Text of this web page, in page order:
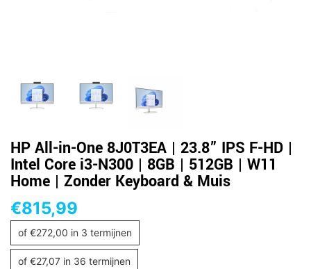
HP All-in-One 8J0T3EA | 23.8” IPS F-HD |
Intel Core i3-N300 | 8GB | 512GB | W11
Home | Zonder Keyboard & Muis
€815,99
of €272,00 in 3 termijnen
of €27,07 in 36 termijnen